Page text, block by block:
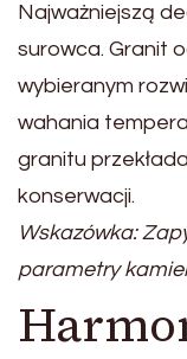
Najważniejszą
surowca. Granit
wybieranym
wahania
granitu
konserwacji.
Wskazówka:
parametry